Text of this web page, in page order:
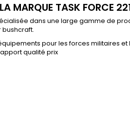
MARQUE TASK FORCE
dans une large gamme de
pour les forces militaires
qualité prix